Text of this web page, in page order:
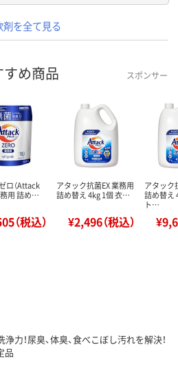
剤を全て見る
め商品 スポンサー
ロ（Attack
務用 詰め…
（税込）
アタック抗菌EX 業務用
詰め替え 4kg 1個 衣…
¥2,496（税込）
アタック
詰め替え
ト…
力！尿臭、体臭、食べこぼし汚れを解決！
品